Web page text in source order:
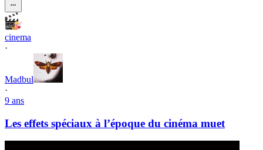
cinema
·
Madbul
·
9 ans
Les effets spéciaux à l’époque du cinéma muet